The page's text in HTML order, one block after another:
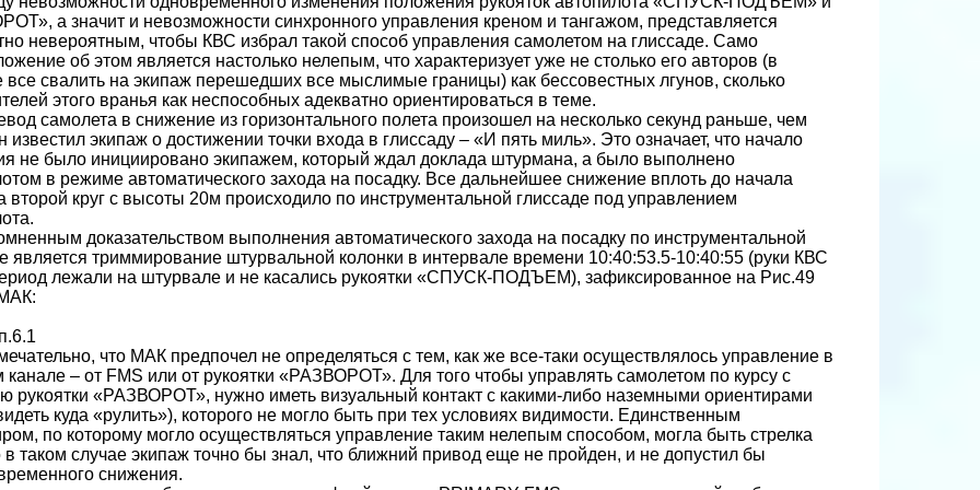
а значит и невозможности синхронного управления креном и тангажом, представляется
невероятным, чтобы КВС избрал такой способ управления самолетом на глиссаде. Само
об этом является настолько нелепым, что характеризует уже не столько его авторов (в
все свалить на экипаж перешедших все мыслимые границы) как бессовестных лгунов, сколько
этого вранья как неспособных адекватно ориентироваться в теме.
самолета в снижение из горизонтального полета произошел на несколько секунд раньше, чем
известил экипаж о достижении точки входа в глиссаду – «И пять миль». Это означает, что начало
не было инициировано экипажем, который ждал доклада штурмана, а было выполнено
в режиме автоматического захода на посадку. Все дальнейшее снижение вплоть до начала
второй круг с высоты 20м происходило по инструментальной глиссаде под управлением
доказательством выполнения автоматического захода на посадку по инструментальной
является триммирование штурвальной колонки в интервале времени 10:40:53.5-10:40:55 (руки КВС
лежали на штурвале и не касались рукоятки «СПУСК-ПОДЪЕМ), зафиксированное на Рис.49
что МАК предпочел не определяться с тем, как же все-таки осуществлялось управление в
канале – от FMS или от рукоятки «РАЗВОРОТ». Для того чтобы управлять самолетом по курсу с
рукоятки «РАЗВОРОТ», нужно иметь визуальный контакт с какими-либо наземными ориентирами
куда «рулить»), которого не могло быть при тех условиях видимости. Единственным
по которому могло осуществляться управление таким нелепым способом, могла быть стрелка
таком случае экипаж точно бы знал, что ближний привод еще не пройден, и не допустил бы
снижения.